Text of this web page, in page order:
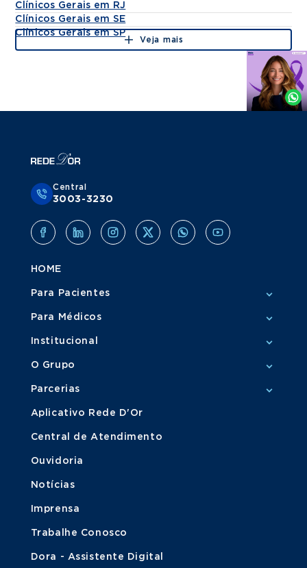
Clínicos Gerais em RJ
Clínicos Gerais em SE
Clínicos Gerais em SP
Veja mais
Agende
Whatsapp
Central
3003-3230
HOME
Para Pacientes
Para Médicos
Institucional
O Grupo
Parcerias
Aplicativo Rede D'Or
Central de Atendimento
Ouvidoria
Notícias
Imprensa
Trabalhe Conosco
Dora - Assistente Digital